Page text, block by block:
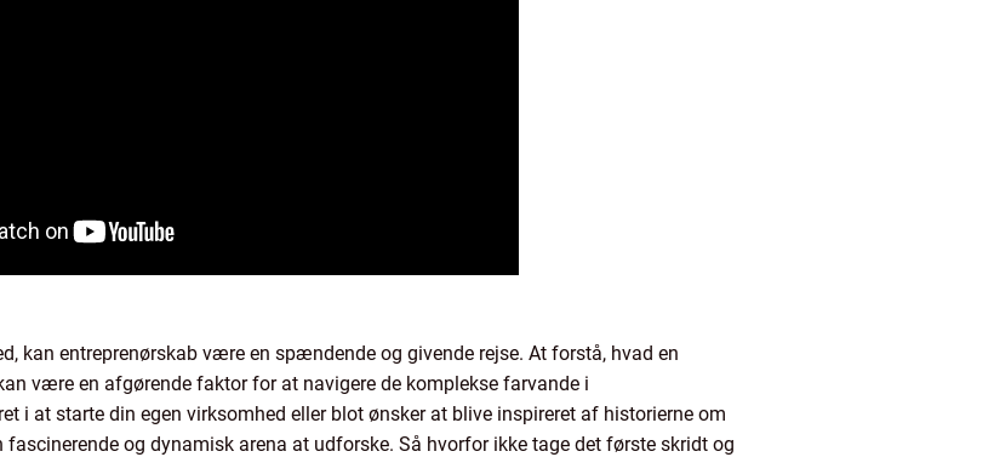
kan entreprenørskab være en spændende og givende rejse. At forstå, hvad en
være en afgørende faktor for at navigere de komplekse farvande i
i at starte din egen virksomhed eller blot ønsker at blive inspireret af historierne om
fascinerende og dynamisk arena at udforske. Så hvorfor ikke tage det første skridt og